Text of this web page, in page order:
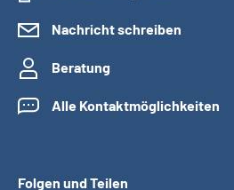
Nachricht schreiben
Beratung
Alle Kontaktmöglichkeiten
Folgen und Teilen